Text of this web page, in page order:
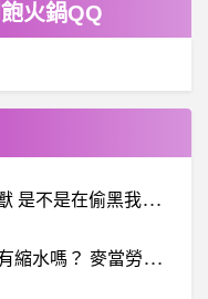
火鍋QQ
希
洽- 是不是在偷黑我性感天女獸 是不是在偷黑我性感天女獸
速
食- 麥當勞APP轉輪盤優惠券有縮水嗎？ 麥當勞APP轉輪盤優惠券有縮水嗎？